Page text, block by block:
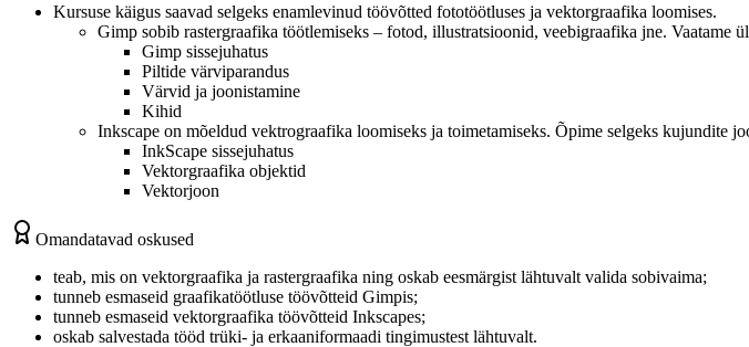
Kursuse käigus saavad selgeks enamlevinud töövõtted fototöötluses ja vektorgraafika loomises.
Gimp sobib rastergraafika töötlemiseks – fotod, illustratsioonid, veebigraafika jne. Vaatame
Gimp sissejuhatus
Piltide värviparandus
Värvid ja joonistamine
Kihid
Inkscape on mõeldud vektrograafika loomiseks ja toimetamiseks. Õpime selgeks kujundite
InkScape sissejuhatus
Vektorgraafika objektid
Vektorjoon
Omandatavad oskused
teab, mis on vektorgraafika ja rastergraafika ning oskab eesmärgist lähtuvalt valida sobivaima;
tunneb esmaseid graafikatöötluse töövõtteid Gimpis;
tunneb esmaseid vektorgraafika töövõtteid Inkscapes;
oskab salvestada tööd trüki- ja erkaaniformaadi tingimustest lähtuvalt.